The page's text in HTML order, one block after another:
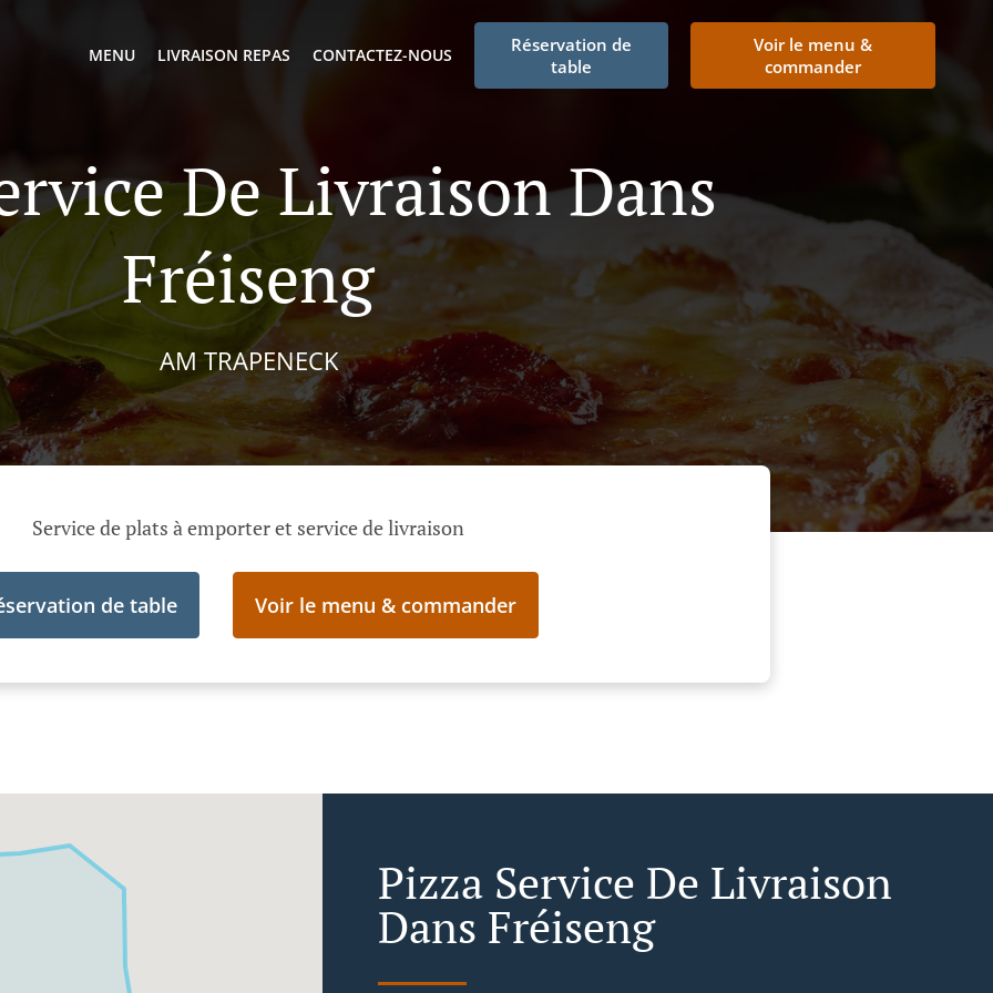
MENU LIVRAISON REPAS CONTACTEZ-NOUS
Réservation de
table
Voir le menu &
commander
De Livraison Dans
Fréiseng
AM TRAPENECK
Service de plats à emporter et service de livraison
de table Voir le menu & commander
Pizza Service De Livraison
Dans Fréiseng